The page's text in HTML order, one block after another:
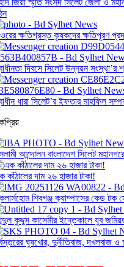
ক্ষতিগ্রস্ত কৃষকদের ক্ষতিপূরণ
দিবসে সিলেট উন্নয়ন সংস্থা’র
ধারা সিলেট’র ইফতার মাহফিল
আন্দোলন বাংলাদেশ সিলেট
কাঁঠালের দাম ২৬ হাজার টাকা!
শিবগঞ্জ ক্যাম্পাসের কেড টক
কুদ্দুস কাসেমীর ইন্তেকালে যুব
ঘুষখোর, দুর্নীতিবাজ, দখলবাজ ও